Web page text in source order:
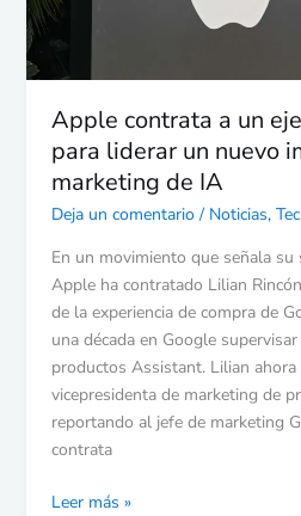
Apple contrata a un
para liderar un nuevo
marketing de IA
Deja un comentario / Noticias,
En un movimiento que señala
Apple ha contratado Lilian
de la experiencia de compra de
una década en Google
productos Assistant. Lilian ahora
vicepresidenta de marketing de
reportando al jefe de marketing
contrata
para
liderar
impulso
de
marketing
de
Leer más »